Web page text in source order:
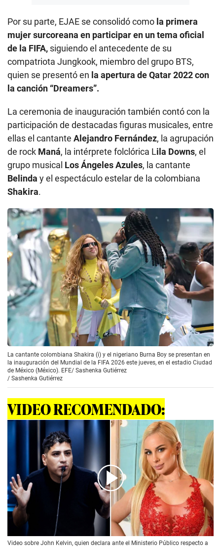
Por su parte, EJAE se consolidó como la primera
mujer surcoreana en participar en un tema oficial
de la FIFA, siguiendo el antecedente de su
compatriota Jungkook, miembro del grupo BTS,
quien se presentó en la apertura de Qatar 2022 con
la canción “Dreamers”.
La ceremonia de inauguración también contó con la
participación de destacadas figuras musicales, entre
ellas el cantante Alejandro Fernández, la agrupación
de rock Maná, la intérprete folclórica Lila Downs, el
grupo musical Los Ángeles Azules, la cantante
Belinda y el espectáculo estelar de la colombiana
Shakira.
La cantante colombiana Shakira (i) y el nigeriano Burna Boy se presentan en
la inauguración del Mundial de la FIFA 2026 este jueves, en el estadio Ciudad
de México (México). EFE/ Sashenka Gutiérrez
/ Sashenka Gutiérrez
VIDEO RECOMENDADO:
00:00
Video sobre John Kelvin, quien declara ante el Ministerio Público respecto a